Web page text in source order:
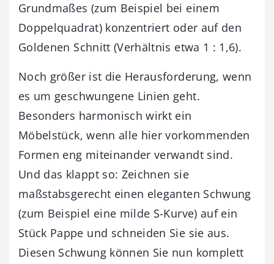
Grundmaßes (zum Beispiel bei einem
Doppelquadrat) konzentriert oder auf den
Goldenen Schnitt (Verhältnis etwa 1 : 1,6).
Noch größer ist die Herausforderung, wenn
es um geschwungene Linien geht.
Besonders harmonisch wirkt ein
Möbelstück, wenn alle hier vorkommenden
Formen eng miteinander verwandt sind.
Und das klappt so: Zeichnen sie
maßstabsgerecht einen eleganten Schwung
(zum Beispiel eine milde S-Kurve) auf ein
Stück Pappe und schneiden Sie sie aus.
Diesen Schwung können Sie nun komplett